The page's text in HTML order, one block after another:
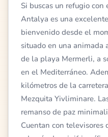
Si buscas un refugio
Antalya es una
bienvenido desde el
situado en una animada
de la playa Mermerli, a
en el Mediterráneo.
kilómetros de la
Mezquita Yivliminare.
remanso de paz
Cuentan con